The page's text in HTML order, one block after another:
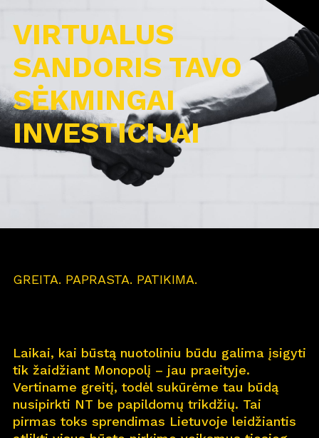
VIRTUALUS
SANDORIS TAVO
SĖKMINGAI
INVESTICIJAI
GREITA. PAPRASTA. PATIKIMA.
Laikai, kai būstą nuotoliniu būdu galima įsigyti
tik žaidžiant Monopolį – jau praeityje.
Vertiname greitį, todėl sukūrėme tau būdą
nusipirkti NT be papildomų trikdžių. Tai
pirmas toks sprendimas Lietuvoje leidžiantis